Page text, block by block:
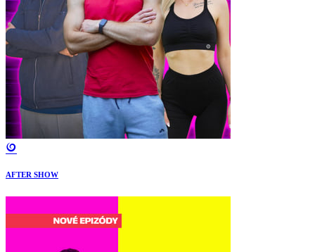
AFTER SHOW